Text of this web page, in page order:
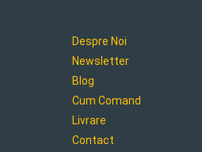
Despre Noi
Newsletter
Blog
Cum Comand
Livrare
Contact